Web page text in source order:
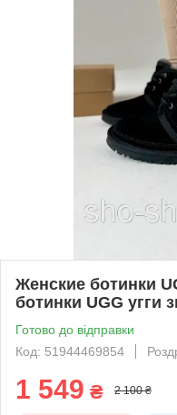
Женские ботинки
ботинки UGG угги
Готово до відправки
Код: 51944469854
1 549 ₴ 2 100 ₴